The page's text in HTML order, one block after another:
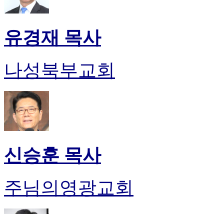
유경재 목사
나성북부교회
신승훈 목사
주님의영광교회